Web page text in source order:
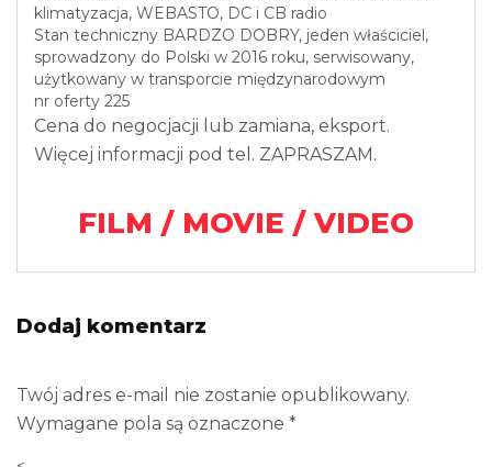
klimatyzacja, WEBASTO, DC i CB radio
Stan techniczny BARDZO DOBRY, jeden właściciel,
sprowadzony do Polski w 2016 roku, serwisowany,
użytkowany w transporcie międzynarodowym
nr oferty 225
Cena do negocjacji lub zamiana, eksport.
Więcej informacji pod tel. ZAPRASZAM.
FILM / MOVIE / VIDEO
Dodaj komentarz
Twój adres e-mail nie zostanie opublikowany.
Wymagane pola są oznaczone *